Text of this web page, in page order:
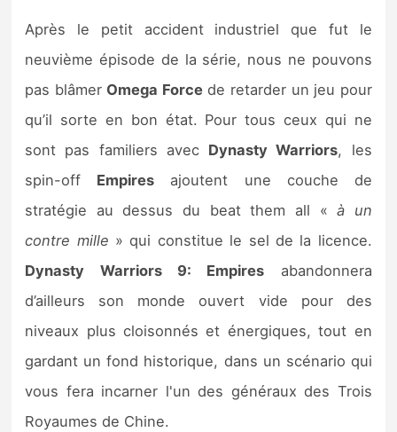
Après le petit accident industriel que fut le
neuvième épisode de la série, nous ne pouvons
pas blâmer Omega Forcede retarder un jeu pour
qu’il sorte en bon état. Pour tous ceux qui ne
sont pas familiers avec Dynasty Warriors, les
spin-off Empires ajoutent une couche de
stratégie au dessus du beat them all «à un
contre mille » qui constitue le sel de la licence.
Dynasty Warriors 9: Empires abandonnera
d’ailleurs son monde ouvert vide pour des
niveaux plus cloisonnés et énergiques, tout en
gardant un fond historique, dans un scénario qui
vous fera incarner l'un des généraux des Trois
Royaumes de Chine.